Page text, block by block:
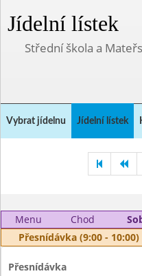
Jídelní lístek
Střední škola a
Vybrat jídelnu Jídelní lístek
Menu Chod
Přesnídávka (9:00 - 10:00)
Přesnídávka